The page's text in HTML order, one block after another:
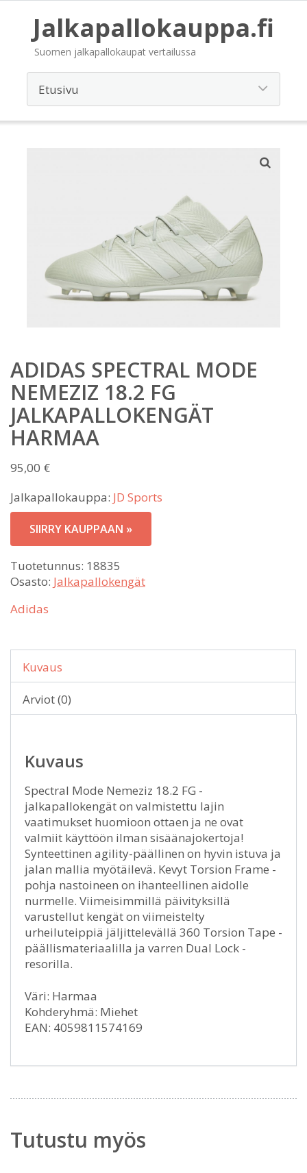
Jalkapallokauppa.fi
Suomen jalkapallokaupat vertailussa
ADIDAS SPECTRAL MODE
NEMEZIZ 18.2 FG
JALKAPALLOKENGÄT
HARMAA
95,00 €
Jalkapallokauppa: JD Sports
SIIRRY KAUPPAAN »
Tuotetunnus: 18835
Osasto: Jalkapallokengät
Adidas
Kuvaus
Arviot (0)
Kuvaus
Spectral Mode Nemeziz 18.2 FG -
jalkapallokengät on valmistettu lajin
vaatimukset huomioon ottaen ja ne ovat
valmiit käyttöön ilman sisäänajokertoja!
Synteettinen agility-päällinen on hyvin istuva ja
jalan mallia myötäilevä. Kevyt Torsion Frame -
pohja nastoineen on ihanteellinen aidolle
nurmelle. Viimeisimmillä päivityksillä
varustellut kengät on viimeistelty
urheiluteippiä jäljittelevällä 360 Torsion Tape -
päällismateriaalilla ja varren Dual Lock -
resorilla.
Väri: Harmaa
Kohderyhmä: Miehet
EAN: 4059811574169
Tutustu myös